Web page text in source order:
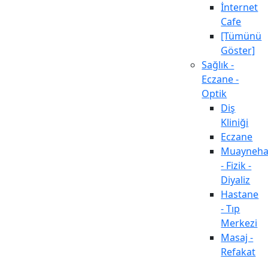
İnternet
Cafe
[Tümünü
Göster]
Sağlık -
Eczane -
Optik
Diş
Kliniği
Eczane
- Fizik -
Diyaliz
Hastane
- Tıp
Merkezi
Masaj -
Refakat